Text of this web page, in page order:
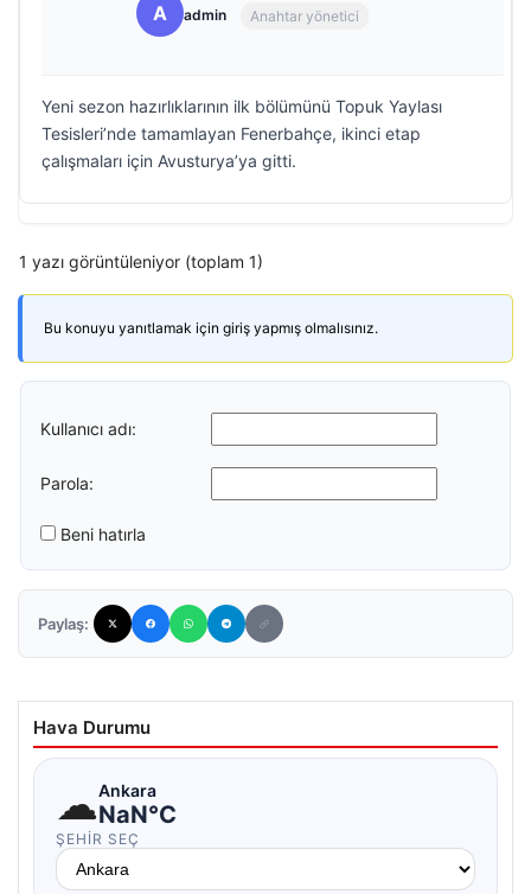
A admin Anahtar yönetici
Yeni sezon hazırlıklarının ilk bölümünü Topuk Yaylası
Tesisleri’nde tamamlayan Fenerbahçe, ikinci etap
çalışmaları için Avusturya’ya gitti.
1 yazı görüntüleniyor (toplam 1)
Bu konuyu yanıtlamak için giriş yapmış olmalısınız.
Kullanıcı adı:
Parola:
Beni hatırla
Paylaş:
Hava Durumu
☁Ankara
NaN°C
ŞEHIR SEÇ